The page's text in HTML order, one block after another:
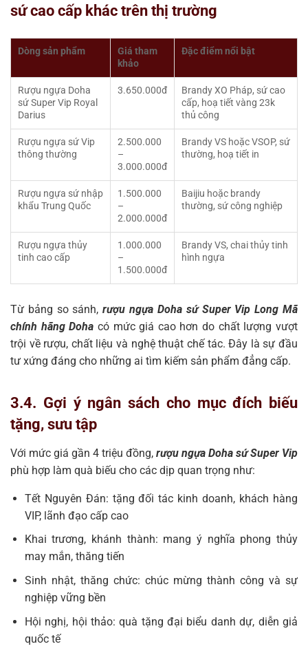
sứ cao cấp khác trên thị trường
Dòng sản phẩm
Giá tham
khảo
Đặc điểm nổi bật
Rượu ngựa Doha
sứ Super Vip Royal
Darius
3.650.000đ
Brandy XO Pháp, sứ cao
cấp, hoạ tiết vàng 23k
thủ công
Rượu ngựa sứ Vip
thông thường
2.500.000
–
3.000.000đ
Brandy VS hoặc VSOP, sứ
thường, hoạ tiết in
Rượu ngựa sứ nhập
khẩu Trung Quốc
1.500.000
–
2.000.000đ
Baijiu hoặc brandy
thường, sứ công nghiệp
Rượu ngựa thủy
tinh cao cấp
1.000.000
–
1.500.000đ
Brandy VS, chai thủy tinh
hình ngựa
Từ bảng so sánh,rượu ngựa Doha sứ Super Vip Long Mã
chính hãng Doha có mức giá cao hơn do chất lượng vượt
trội về rượu, chất liệu và nghệ thuật chế tác. Đây là sự đầu
tư xứng đáng cho những ai tìm kiếm sản phẩm đẳng cấp.
3.4. Gợi ý ngân sách cho mục đích biếu
tặng, sưu tập
Với mức giá gần 4 triệu đồng, rượu ngựa Doha sứ Super Vip
phù hợp làm quà biếu cho các dịp quan trọng như:
Tết Nguyên Đán: tặng đối tác kinh doanh, khách hàng
VIP, lãnh đạo cấp cao
Khai trương, khánh thành: mang ý nghĩa phong thủy
may mắn, thăng tiến
Sinh nhật, thăng chức: chúc mừng thành công và sự
nghiệp vững bền
Hội nghị, hội thảo: quà tặng đại biểu danh dự, diễn giả
quốc tế